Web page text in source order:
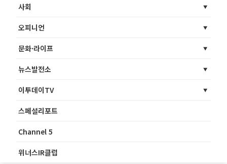
사회
오피니언
문화·라이프
뉴스발전소
이투데이TV
스페셜리포트
Channel 5
위너스IR클럽